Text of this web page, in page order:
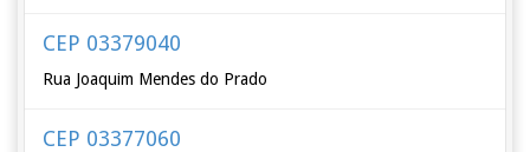
CEP 03379040
Rua Joaquim Mendes do Prado
CEP 03377060